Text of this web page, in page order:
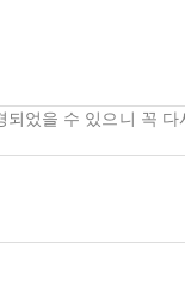
되었을 수 있으니 꼭 다